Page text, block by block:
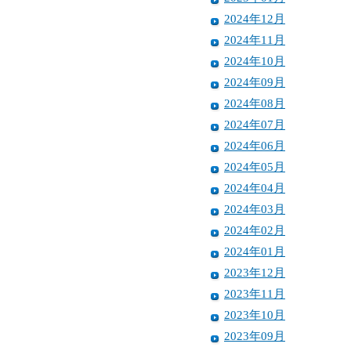
2024年12月
2024年11月
2024年10月
2024年09月
2024年08月
2024年07月
2024年06月
2024年05月
2024年04月
2024年03月
2024年02月
2024年01月
2023年12月
2023年11月
2023年10月
2023年09月